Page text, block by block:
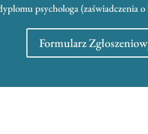
psychologa (zaświadczenia
Formularz